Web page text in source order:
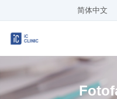
简体中文
Tratamientos Estéticos